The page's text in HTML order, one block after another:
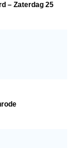
– Zaterdag 25